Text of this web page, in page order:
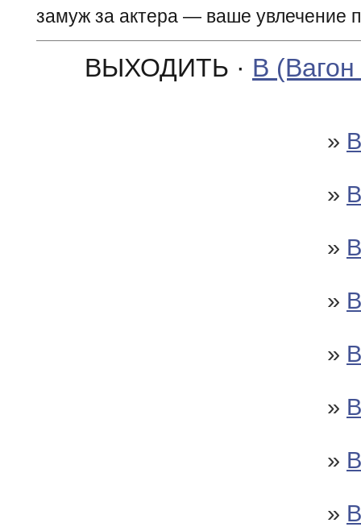
замуж за актера — ваше увлечение
ВЫХОДИТЬ · В
»
»
»
»
»
»
»
»